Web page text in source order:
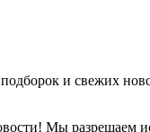
и свежих
Мы разрешаем